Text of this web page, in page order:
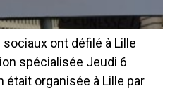
ont défilé à Lille
spécialisée Jeudi 6
organisée à Lille par